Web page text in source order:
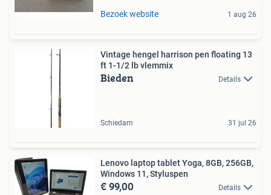
Bezoek website 1 aug 26
Vintage hengel harrison pen floating 13
ft 1-1/2 lb vlemmix
Bieden Details
Schiedam 31 jul 26
Lenovo laptop tablet Yoga, 8GB, 256GB,
Windows 11, Styluspen
€ 99,00 Details